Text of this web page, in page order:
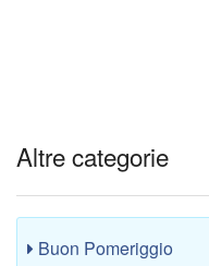
Altre categorie
Buon Pomeriggio